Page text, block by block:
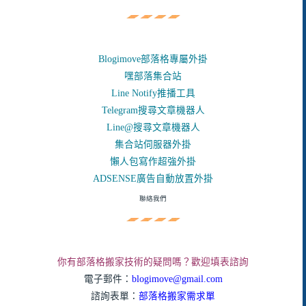
Blogimove部落格專屬外掛
嘿部落集合站
Line Notify推播工具
Telegram搜尋文章機器人
Line@搜尋文章機器人
集合站伺服器外掛
懶人包寫作超強外掛
ADSENSE廣告自動放置外掛
聯絡我們
你有部落格搬家技術的疑問嗎？歡迎填表諮詢
電子郵件： blogimove@gmail.com
諮詢表單： 部落格搬家需求單